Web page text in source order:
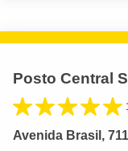
Posto Central
Avenida Brasil,